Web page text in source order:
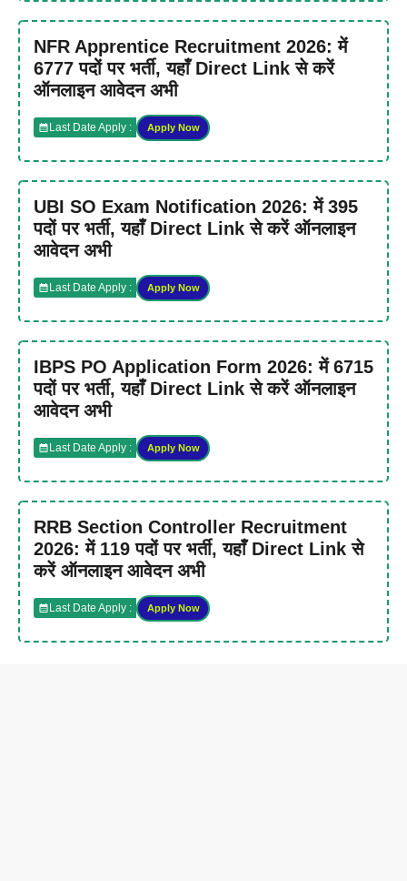
NFR Apprentice Recruitment 2026: में
6777 पदों पर भर्ती, यहाँ Direct Link से करें
ऑनलाइन आवेदन अभी
Last Date Apply : Apply Now
UBI SO Exam Notification 2026: में 395
पदों पर भर्ती, यहाँ Direct Link से करें ऑनलाइन
आवेदन अभी
Last Date Apply : Apply Now
IBPS PO Application Form 2026: में 6715
पदों पर भर्ती, यहाँ Direct Link से करें ऑनलाइन
आवेदन अभी
Last Date Apply : Apply Now
RRB Section Controller Recruitment
2026: में 119 पदों पर भर्ती, यहाँ Direct Link से
करें ऑनलाइन आवेदन अभी
Last Date Apply : Apply Now